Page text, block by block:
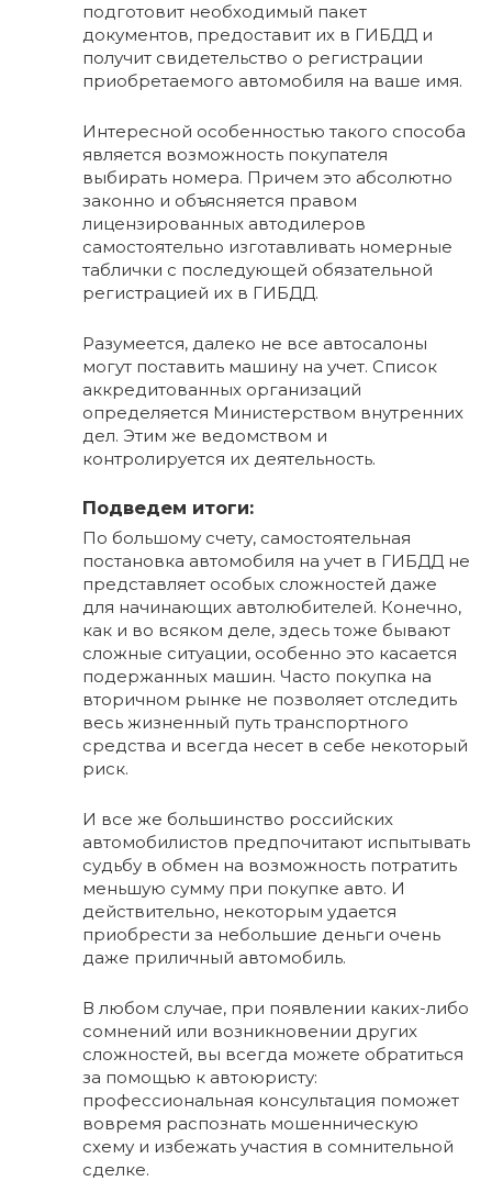
подготовит необходимый пакет
документов, предоставит их в ГИБДД и
получит свидетельство о регистрации
приобретаемого автомобиля на ваше имя.
Интересной особенностью такого способа
является возможность покупателя
выбирать номера. Причем это абсолютно
законно и объясняется правом
лицензированных автодилеров
самостоятельно изготавливать номерные
таблички с последующей обязательной
регистрацией их в ГИБДД.
Разумеется, далеко не все автосалоны
могут поставить машину на учет. Список
аккредитованных организаций
определяется Министерством внутренних
дел. Этим же ведомством и
контролируется их деятельность.
Подведем итоги:
По большому счету, самостоятельная
постановка автомобиля на учет в ГИБДД не
представляет особых сложностей даже
для начинающих автолюбителей. Конечно,
как и во всяком деле, здесь тоже бывают
сложные ситуации, особенно это касается
подержанных машин. Часто покупка на
вторичном рынке не позволяет отследить
весь жизненный путь транспортного
средства и всегда несет в себе некоторый
риск.
И все же большинство российских
автомобилистов предпочитают испытывать
судьбу в обмен на возможность потратить
меньшую сумму при покупке авто. И
действительно, некоторым удается
приобрести за небольшие деньги очень
даже приличный автомобиль.
В любом случае, при появлении каких-либо
сомнений или возникновении других
сложностей, вы всегда можете обратиться
за помощью к автоюристу:
профессиональная консультация поможет
вовремя распознать мошенническую
схему и избежать участия в сомнительной
сделке.